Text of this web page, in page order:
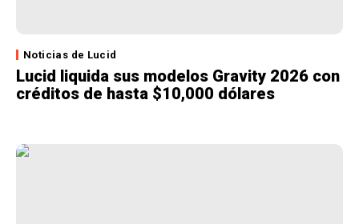
Noticias de Lucid
Lucid liquida sus modelos Gravity 2026 con
créditos de hasta $10,000 dólares